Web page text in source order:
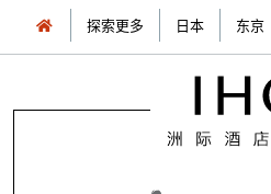
探索更多 日本 东京